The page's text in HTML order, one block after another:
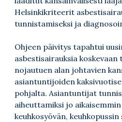
Helsinkikriteerit
tunnistamiseksi ja
Ohjeen päivitys tapahtui
asbestisairauksia
nojautuen alan johtavien
asiantuntijoiden
pohjalta. Asiantuntijat
aiheuttamiksi jo
keuhkosyövän, keuhkopussin